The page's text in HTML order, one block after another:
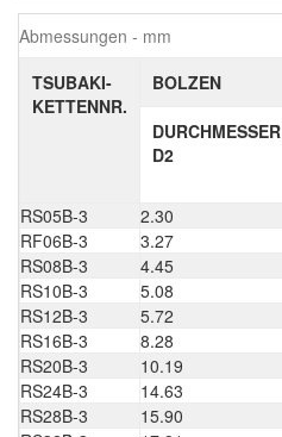
Abmessungen - mm
TSUBAKI-
KETTENNR.
BOLZEN
DURCHMESSER
D2
RS05B-3 2.30
RF06B-3
3.27
RS08B-3
4.45
RS10B-3
5.08
RS12B-3
5.72
RS16B-3
8.28
RS20B-3
10.19
RS24B-3
14.63
RS28B-3
15.90